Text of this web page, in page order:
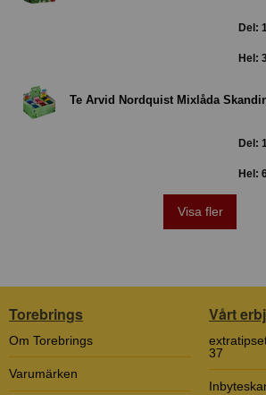
Del:
Hel:
Te Arvid Nordquist Mixlåda
Del:
Hel:
Visa fler
Torebrings
Om Torebrings
Varumärken
Vårt
37